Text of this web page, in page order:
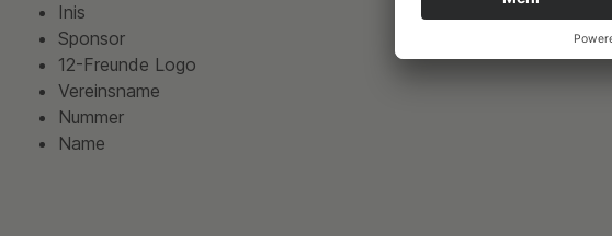
Inis
Sponsor
12-Freunde Logo
Vereinsname
Nummer
Name